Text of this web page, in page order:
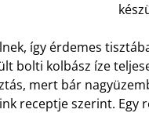
így érdemes
bolti kolbász íze
mert bár
receptje szerint. Egy